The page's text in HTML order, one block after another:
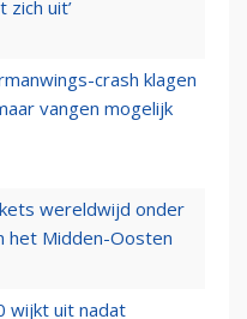
zich uit’
crash klagen
vangen mogelijk
wereldwijd onder
het Midden-Oosten
wijkt uit nadat